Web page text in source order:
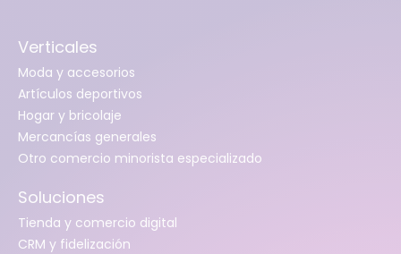
Verticales
Moda y accesorios
Artículos deportivos
Hogar y bricolaje
Mercancías generales
Otro comercio minorista especializado
Soluciones
Tienda y comercio digital
CRM y fidelización